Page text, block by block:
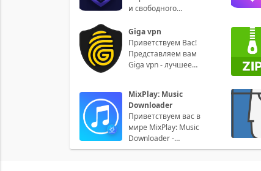
и свободного
интернету с
приложением Nab
VPN - Fast &
Giga vpn
Приветствуем Вас!
Представляем вам
Giga vpn - лучшее
конфиденциальности
и о
MixPlay: Music
Downloader
Приветствуем вас в
мире MixPlay: Music
Downloader -
приложения,